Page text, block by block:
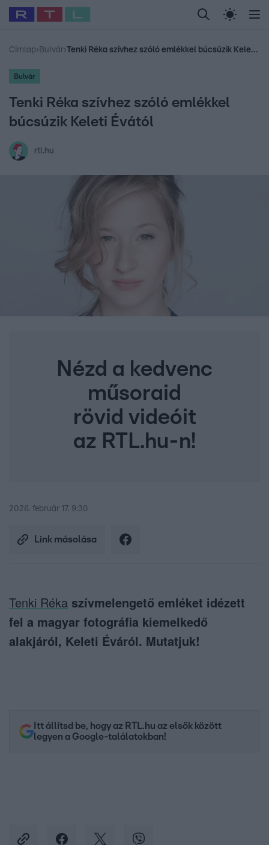
Legfrissebb RTL Híradó Randi Celeb vagyok,
Babits Marcella Most Wanted Gallusz
Címlap› Bulvár› Tenki Réka szívhez szóló emlékkel búcsúzik Keleti Évától
Bulvár
Tenki Réka szívhez szóló emlékkel
búcsúzik Keleti Évától
rtl.hu
Nézd a kedvenc
műsoraid
rövid videóit
az RTL.hu-n!
2026. február 17. 9:30
Link másolása
Tenki Réka szívmelengető emléket idézett
fel a magyar fotográfia kiemelkedő
alakjáról, Keleti Éváról. Mutatjuk!
Itt állítsd be, hogy az RTL.hu az elsők között
legyen a Google-találatokban!